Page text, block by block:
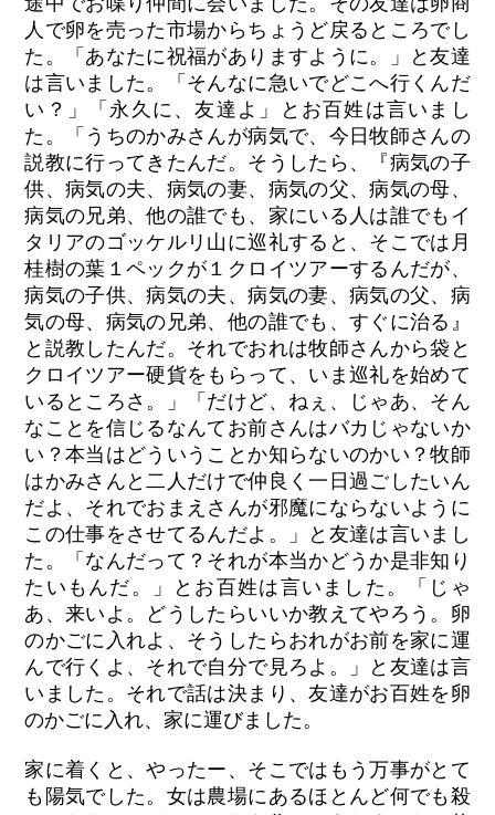
人で卵を売った市場からちょうど戻るところでし
た。「あなたに祝福がありますように。」と友達
は言いました。「そんなに急いでどこへ行くんだ
い？」「永久に、友達よ」とお百姓は言いまし
た。「うちのかみさんが病気で、今日牧師さんの
説教に行ってきたんだ。そうしたら、『病気の子
供、病気の夫、病気の妻、病気の父、病気の母、
病気の兄弟、他の誰でも、家にいる人は誰でもイ
タリアのゴッケルリ山に巡礼すると、そこでは月
桂樹の葉１ペックが１クロイツアーするんだが、
病気の子供、病気の夫、病気の妻、病気の父、病
気の母、病気の兄弟、他の誰でも、すぐに治る』
と説教したんだ。それでおれは牧師さんから袋と
クロイツアー硬貨をもらって、いま巡礼を始めて
いるところさ。」「だけど、ねぇ、じゃあ、そん
なことを信じるなんてお前さんはバカじゃないか
い？本当はどういうことか知らないのかい？牧師
はかみさんと二人だけで仲良く一日過ごしたいん
だよ、それでおまえさんが邪魔にならないように
この仕事をさせてるんだよ。」と友達は言いまし
た。「なんだって？それが本当かどうか是非知り
たいもんだ。」とお百姓は言いました。「じゃ
あ、来いよ。どうしたらいいか教えてやろう。卵
のかごに入れよ、そうしたらおれがお前を家に運
んで行くよ、それで自分で見ろよ。」と友達は言
いました。それで話は決まり、友達がお百姓を卵
のかごに入れ、家に運びました。
家に着くと、やったー、そこではもう万事がとて
も陽気でした。女は農場にあるほとんど何でも殺